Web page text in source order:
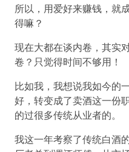
所以，用爱好来赚钱，就
得嘛？
现在大都在谈内卷，其实
卷？只觉得时间不够用！
比如我，我想说我如今的
好，转变成了卖酒这一份
的过很多传统从业者的。
我这一年考察了传统白酒